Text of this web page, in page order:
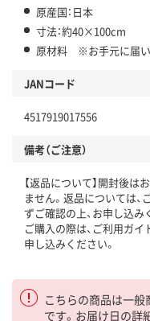
原産国：日本
寸法：約40×100cm
原材料 ※お手元に届い
JANコード
4517919017556
備考（ご注意）
【返品について】開封後
ません。返品については、
ずご確認の上、お申し込み
ご購入の際は、ご利用ガイ
申し込みください。
こちらの商品は一
です。お届け日の詳